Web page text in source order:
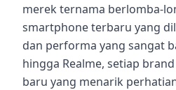
merek ternama berlomba-
smartphone terbaru yang
dan performa yang sangat
hingga Realme, setiap
baru yang menarik